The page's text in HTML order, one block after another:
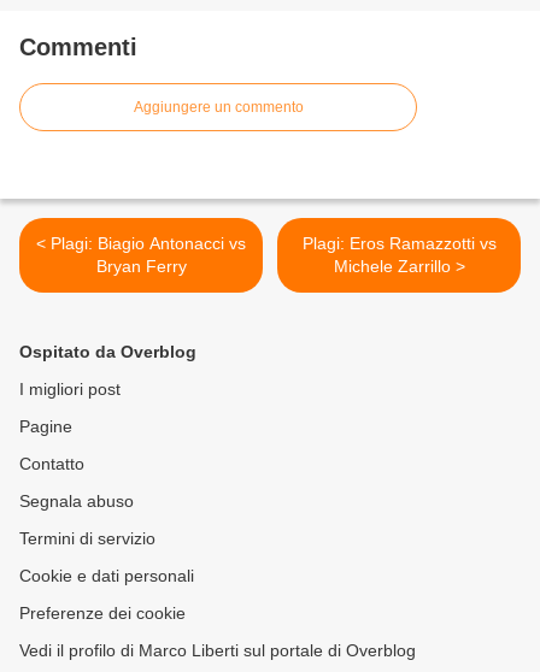
Commenti
Aggiungere un commento
< Plagi: Biagio Antonacci vs
Bryan Ferry
Plagi: Eros Ramazzotti vs
Michele Zarrillo >
Ospitato da Overblog
I migliori post
Pagine
Contatto
Segnala abuso
Termini di servizio
Cookie e dati personali
Preferenze dei cookie
Vedi il profilo di Marco Liberti sul portale di Overblog